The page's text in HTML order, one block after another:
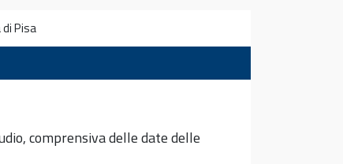
Pisa
comprensiva delle date delle